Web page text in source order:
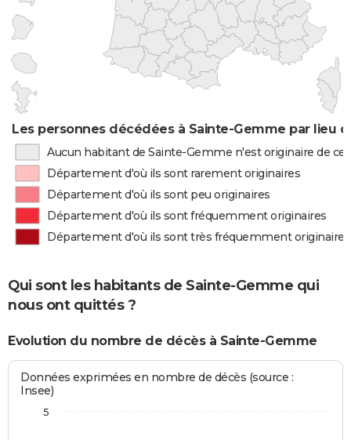
Les personnes décédées à Sainte-Gemme par lieu
Aucun habitant de Sainte-Gemme n'est originaire de
Département d'où ils sont rarement originaires
Département d'où ils sont peu originaires
Département d'où ils sont fréquemment originaires
Département d'où ils sont très fréquemment originaires
Qui sont les habitants de Sainte-Gemme qui
nous ont quittés ?
Evolution du nombre de décès à Sainte-Gemme
Données exprimées en nombre de décès (source :
Insee)
5